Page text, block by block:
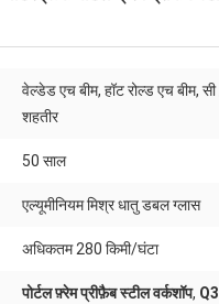
वेल्डेड एच बीम, हॉट रोल्ड एच बीम,
शहतीर
50 साल
एल्यूमीनियम मिश्र धातु डबल ग्लास
अधिकतम 280 किमी/घंटा
पोर्टल फ़्रेम प्रीफ़ैब स्टील वर्कशॉप,